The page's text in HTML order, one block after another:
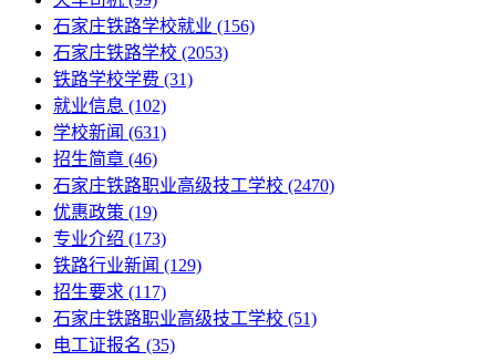
石家庄铁路学校就业 (156)
石家庄铁路学校 (2053)
铁路学校学费 (31)
就业信息 (102)
学校新闻 (631)
招生简章 (46)
石家庄铁路职业高级技工学校 (2470)
优惠政策 (19)
专业介绍 (173)
铁路行业新闻 (129)
招生要求 (117)
石家庄铁路职业高级技工学校​ (51)
电工证报名 (35)